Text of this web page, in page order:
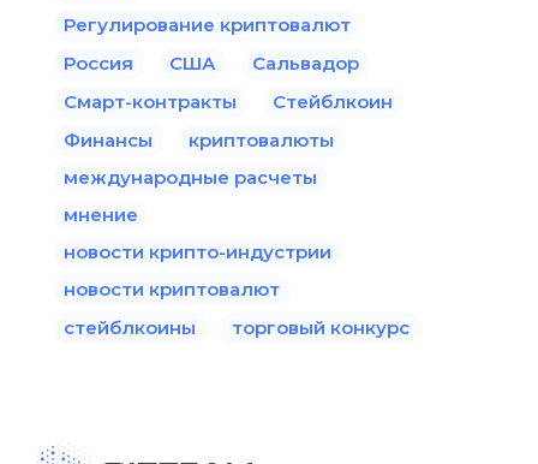
Регулирование криптовалют
Россия
США
Сальвадор
Смарт-контракты
Стейблкоин
Финансы
криптовалюты
международные расчеты
мнение
новости крипто-индустрии
новости криптовалют
стейблкоины
торговый конкурс